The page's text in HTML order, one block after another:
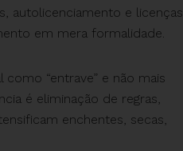
autolicenciamento e licenças
em mera formalidade.
“entrave” e não mais
é eliminação de regras,
enchentes, secas,